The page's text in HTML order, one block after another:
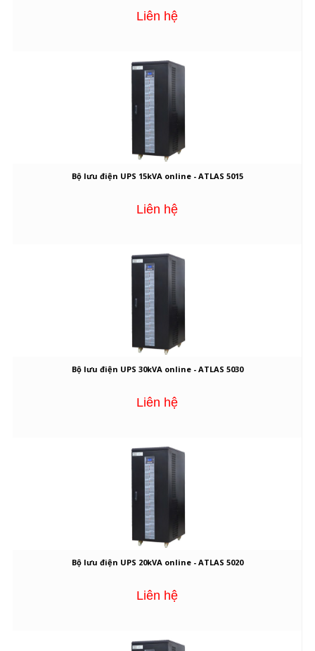
Liên hệ
Bộ lưu điện UPS 15kVA online - ATLAS 5015
Liên hệ
Bộ lưu điện UPS 30kVA online - ATLAS 5030
Liên hệ
Bộ lưu điện UPS 20kVA online - ATLAS 5020
Liên hệ